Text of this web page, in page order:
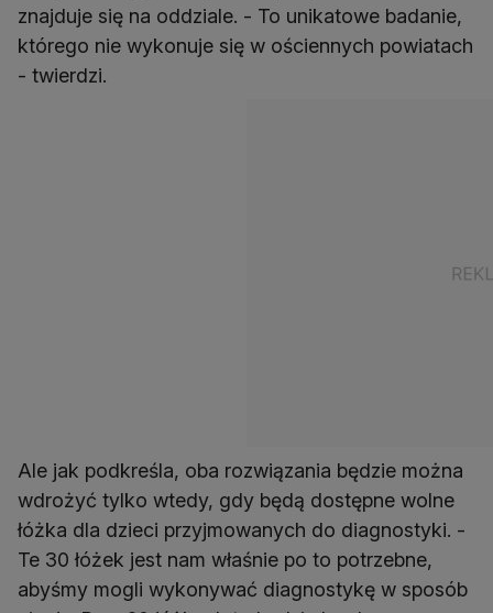
znajduje się na oddziale. - To unikatowe badanie,
którego nie wykonuje się w ościennych powiatach
- twierdzi.
Ale jak podkreśla, oba rozwiązania będzie można
wdrożyć tylko wtedy, gdy będą dostępne wolne
łóżka dla dzieci przyjmowanych do diagnostyki. -
Te 30 łóżek jest nam właśnie po to potrzebne,
abyśmy mogli wykonywać diagnostykę w sposób